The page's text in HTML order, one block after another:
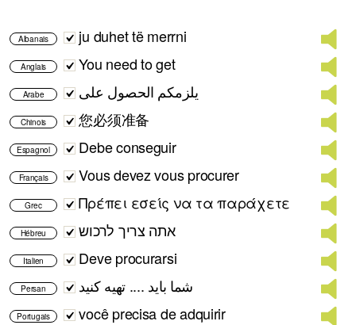
Albanais ju duhet të merrni
Anglais You need to get
Arabe يلزمكم الحصول على
Chinois 您必须准备
Espagnol Debe conseguir
Français Vous devez vous procurer
Grec Πρέπει εσείς να τα παράχετε
Hébreu אתה צריך לרכוש
Italien Deve procurarsi
Persan شما باید .... تهیه کنید
Portugais você precisa de adquirir